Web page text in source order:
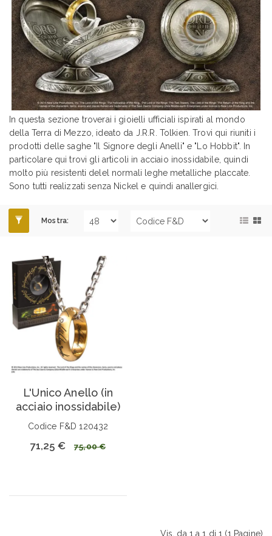
In questa sezione troverai i gioielli ufficiali ispirati al mondo
della Terra di Mezzo, ideato da J.R.R. Tolkien. Trovi qui riuniti i
prodotti delle saghe "Il Signore degli Anelli" e "Lo Hobbit". In
particolare qui trovi gli articoli in acciaio inossidabile, quindi
molto più resistenti delel normali leghe metalliche placcate.
Sono tutti realizzati senza Nickel e quindi anallergici.
Mostra:
L'Unico Anello (in
acciaio inossidabile)
Codice F&D 120432
71,25 € 75,00 €
Vis. da 1 a 1 di 1 (1 Pagine)